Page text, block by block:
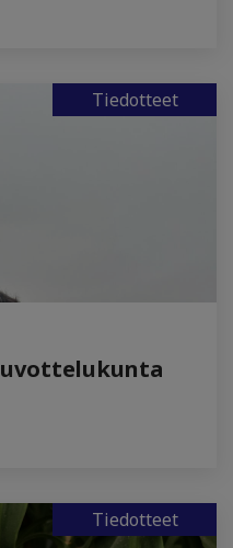
Tiedotteet
Tiedotteet